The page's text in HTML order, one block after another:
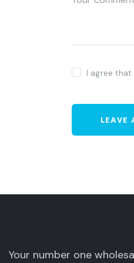
I agree
Your number one